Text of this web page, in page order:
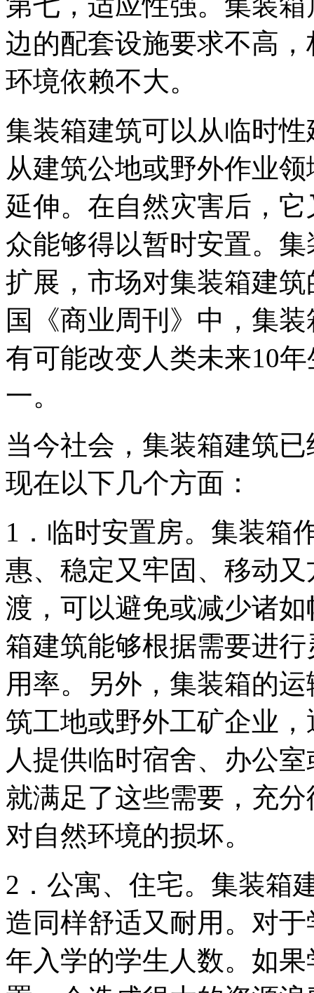
边的配套设施要求不高
环境依赖不大。
集装箱建筑可以从临时
从建筑公地或野外作业
延伸。在自然灾害后，
众能够得以暂时安置。
扩展，市场对集装箱建
国《商业周刊》中，集
有可能改变人类未来10
一。
当今社会，集装箱建筑
现在以下几个方面：
1．临时安置房。集装箱
惠、稳定又牢固、移动
渡，可以避免或减少诸
箱建筑能够根据需要进
用率。另外，集装箱的
筑工地或野外工矿企业
人提供临时宿舍、办公
就满足了这些需要，充
对自然环境的损坏。
2．公寓、住宅。集装箱
造同样舒适又耐用。对
年入学的学生人数。如